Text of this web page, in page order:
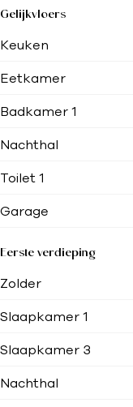
Gelijkvloers
Keuken
Eetkamer
Badkamer 1
Nachthal
Toilet 1
Garage
Eerste verdieping
Zolder
Slaapkamer 1
Slaapkamer 3
Nachthal